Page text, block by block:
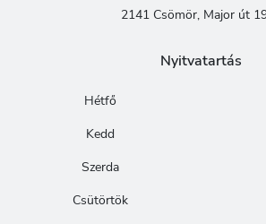
2141 Csömör, Major út
Nyitvatartás
Hétfő
Kedd
Szerda
Csütörtök